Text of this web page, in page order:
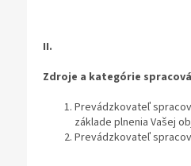
II.
Zdroje a kategórie
Prevádzkovateľ
základe plnenia Vašej
Prevádzkovateľ